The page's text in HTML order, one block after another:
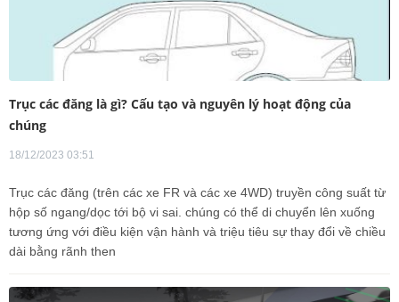
Trục các đăng là gì? Cấu tạo và nguyên lý hoạt động của
chúng
18/12/2023 03:51
Trục các đăng (trên các xe FR và các xe 4WD) truyền công suất từ
hộp số ngang/dọc tới bộ vi sai. chúng có thể di chuyển lên xuống
tương ứng với điều kiện vận hành và triệu tiêu sự thay đổi về chiều
dài bằng rãnh then